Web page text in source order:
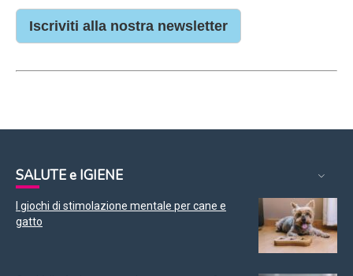
Iscriviti alla nostra newsletter
SALUTE e IGIENE
I giochi di stimolazione mentale per cane e
gatto